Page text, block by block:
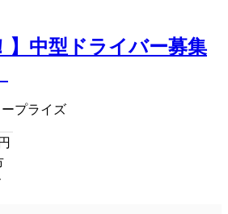
】中型ドライバー募集
プライズ
円